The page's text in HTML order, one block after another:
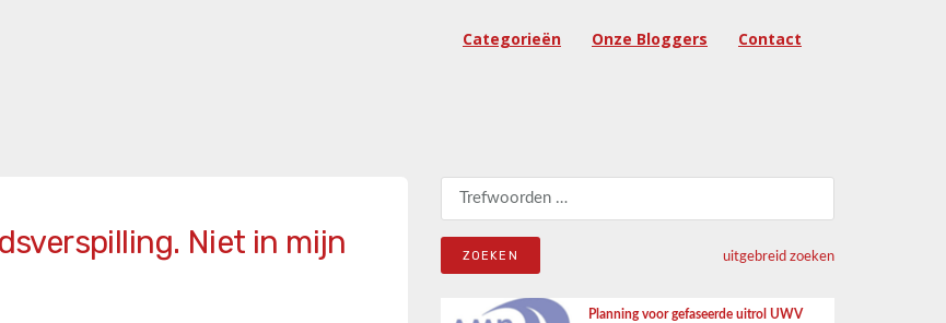
Categorieën Onze Bloggers Contact
Niet in mijn
Zoeken naar:
uitgebreid zoeken
Planning voor gefaseerde uitrol UWV